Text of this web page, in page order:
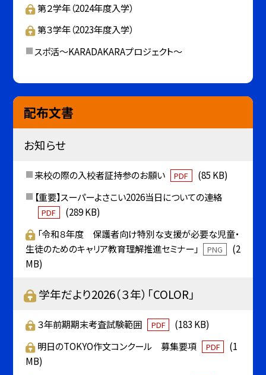
第２学年（2024年度入学）
第３学年（2023年度入学）
スポ活～KARADAKARAプロジェクト～
配布文書
お知らせ
来校の際の入校者証持参のお願い PDF
(85 KB)
【重要】スーパーよさこい2026当日についての連絡
PDF
(289 KB)
「令和８年度 保護者向け特別な支援が必要な児童・
生徒のためのキャリア教育理解推進セミナー」
PNG
(2
MB)
学年だより2026（３年）「COLOR」
３年前期期末考査試験範囲 PDF
(183 KB)
明日のTOKYO作文コンクール 募集要項
PDF
(1
MB)